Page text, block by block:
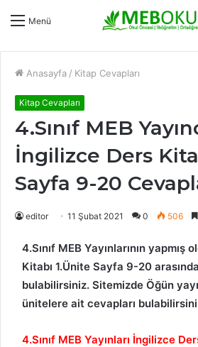
Menü
Anasayfa / Kitap Cevapları
Kitap Cevapları
4.Sınıf MEB
İngilizce Ders
Sayfa 9-20
editor 11 Şubat 2021 0 506
4.Sınıf MEB Yayınlarının
Kitabı 1.Ünite Sayfa 9-20
bulabilirsiniz. Sitemizde Öğün
ünitelere ait cevapları
4.Sınıf MEB Yayınları İngilizce